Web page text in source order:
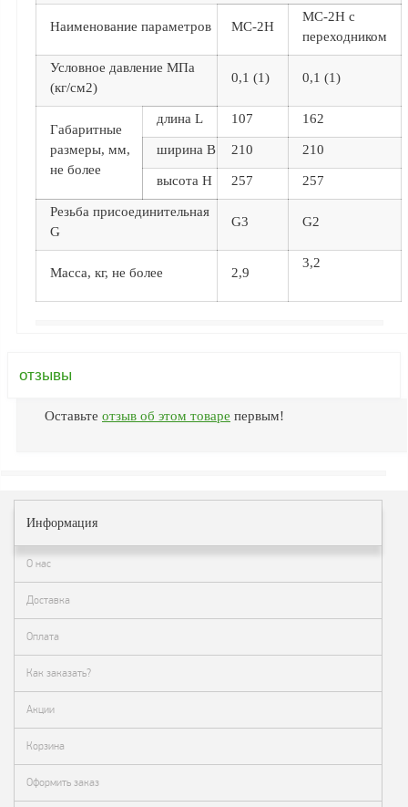
частей из Артамида
ОБОРУДОВАНИЕ
БЕНЗОВОЗОВ И
МИНИ АЗС
ОБОРУДОВАНИЕ
АГЗС, ГНС
компании
Услуги
Новости
сделать
Доставка
самовывоз
Гарантия
и
возврат
Наименование параметров МС-2Н
МС-2Н с
переходником
Условное давление МПа
(кг/см2)
0,1 (1) 0,1 (1)
Габаритные
размеры, мм,
не более
длина L 107 162
ширина B 210 210
высота H 257 257
Резьба присоединительная
G
G3 G2
Масса, кг, не более 2,9
3,2
отзывы
Оставьте отзыв об этом товаре первым!
Информация
О нас
Доставка
Оплата
Как заказать?
Акции
Корзина
Оформить заказ